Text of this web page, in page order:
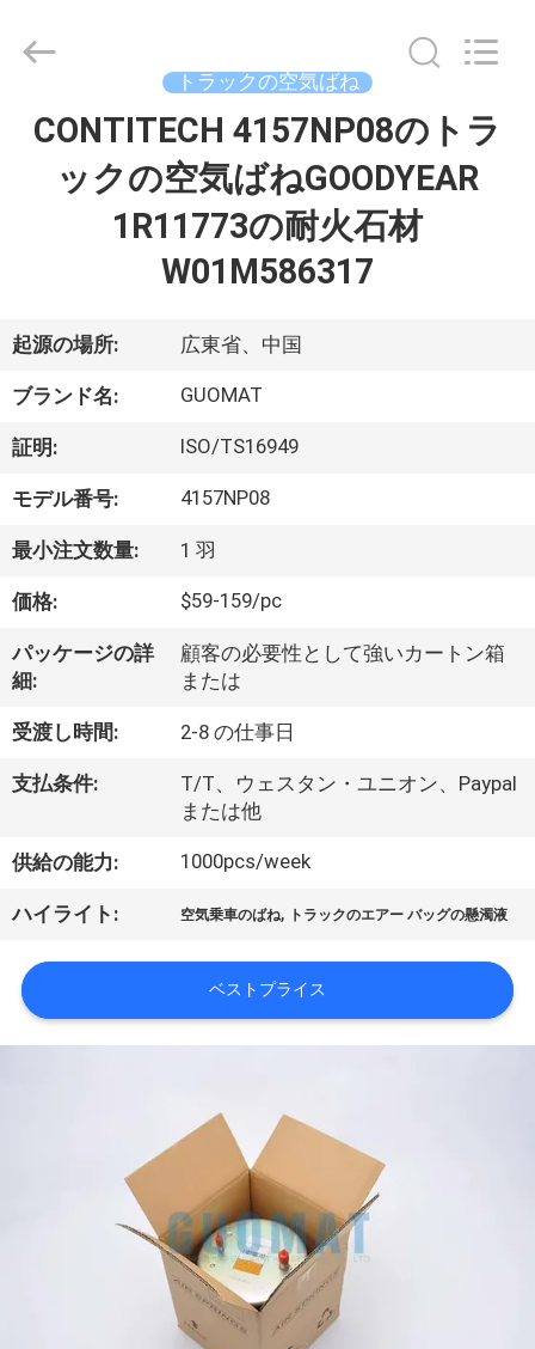
ク
ト
私
達
に
い
て
場
旅
行
品
2026
GUANGZHOU
トラックの空気ばね
CONTITECH 4157NP08のトラ
ックの空気ばねGOODYEAR
1R11773の耐火石材
W01M586317
起源の場所: 広東省、中国
ブランド名: GUOMAT
証明: ISO/TS16949
モデル番号: 4157NP08
最小注文数量: 1 羽
価格: $59-159/pc
パッケージの詳
細:
顧客の必要性として強いカートン箱
または
受渡し時間: 2-8 の仕事日
支払条件:
T/T、ウェスタン・ユニオン、Paypal
または他
供給の能力: 1000pcs/week
ハイライト: 空気乗車のばね, トラックのエアー バッグの懸濁液
ベストプライス